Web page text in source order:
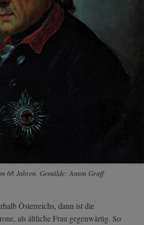
68 Jahren. Gemälde: Anton Graff
Österreichs, dann ist die
als ältliche Frau gegenwärtig. So